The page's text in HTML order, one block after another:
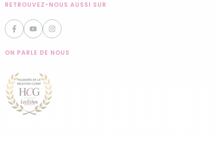
RETROUVEZ-NOUS AUSSI SUR
ON PARLE DE NOUS